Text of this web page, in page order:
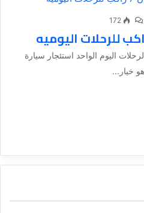
172
فان 7 راكب استئجر هافال H6 لرحلات اليوم الواحد استئجار سيارة